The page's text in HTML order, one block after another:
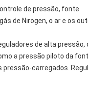
de pressão, fonte
de Nirogen, o ar e os
de alta pressão,
a pressão piloto da
carregados.